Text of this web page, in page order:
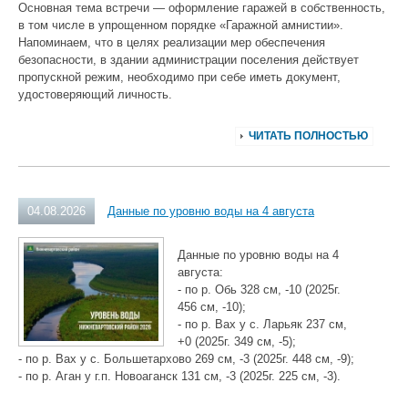
Основная тема встречи — оформление гаражей в собственность,
в том числе в упрощенном порядке «Гаражной амнистии».
Напоминаем, что в целях реализации мер обеспечения
безопасности, в здании администрации поселения действует
пропускной режим, необходимо при себе иметь документ,
удостоверяющий личность.
ЧИТАТЬ ПОЛНОСТЬЮ
04.08.2026 Данные по уровню воды на 4 августа
Данные по уровню воды на 4
августа:
- по р. Обь 328 см, -10 (2025г.
456 см, -10);
- по р. Вах у с. Ларьяк 237 см,
+0 (2025г. 349 см, -5);
- по р. Вах у с. Большетархово 269 см, -3 (2025г. 448 см, -9);
- по р. Аган у г.п. Новоаганск 131 см, -3 (2025г. 225 см, -3).